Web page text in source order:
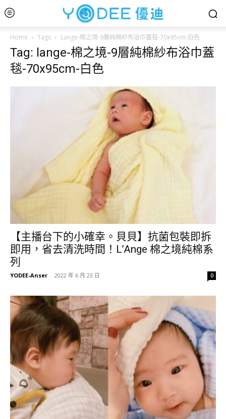
Home Tags Lange-棉之境-9層純棉紗布浴巾蓋毯-70x95cm-白色
Tag: lange-棉之境-9層純棉紗布浴巾蓋
毯-70x95cm-白色
【主播台下的小確幸。貝貝】抗菌包裝即拆
即用，省去清洗時間！L’Ange 棉之境純棉系
列
YODEE-Anser - 2022 年 6 月 23 日 0